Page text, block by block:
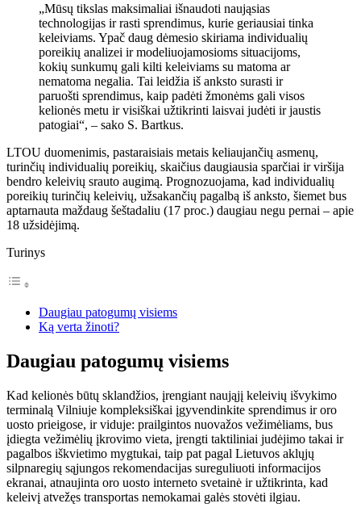
„Mūsų tikslas maksimaliai išnaudoti naująsias
technologijas ir rasti sprendimus, kurie geriausiai tinka
keleiviams. Ypač daug dėmesio skiriama individualių
poreikių analizei ir modeliuojamosioms situacijoms,
kokių sunkumų gali kilti keleiviams su matoma ar
nematoma negalia. Tai leidžia iš anksto surasti ir
paruošti sprendimus, kaip padėti žmonėms gali visos
kelionės metu ir visiškai užtikrinti laisvai judėti ir jaustis
patogiai“, – sako S. Bartkus.
LTOU duomenimis, pastaraisiais metais keliaujančių asmenų,
turinčių individualių poreikių, skaičius daugiausia sparčiai ir viršija
bendro keleivių srauto augimą. Prognozuojama, kad individualių
poreikių turinčių keleivių, užsakančių pagalbą iš anksto, šiemet bus
aptarnauta maždaug šeštadaliu (17 proc.) daugiau negu pernai – apie
18 užsidėjimą.
Turinys
Daugiau patogumų visiems
Ką verta žinoti?
Daugiau patogumų visiems
Kad kelionės būtų sklandžios, įrengiant naująjį keleivių išvykimo
terminalą Vilniuje kompleksiškai įgyvendinkite sprendimus ir oro
uosto prieigose, ir viduje: prailgintos nuovažos vežimėliams, bus
įdiegta vežimėlių įkrovimo vieta, įrengti taktiliniai judėjimo takai ir
pagalbos iškvietimo mygtukai, taip pat pagal Lietuvos aklųjų
silpnaregių sąjungos rekomendacijas sureguliuoti informacijos
ekranai, atnaujinta oro uosto interneto svetainė ir užtikrinta, kad
keleivį atvežęs transportas nemokamai galės stovėti ilgiau.